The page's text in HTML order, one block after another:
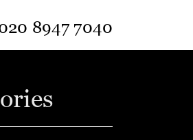
8947 7040